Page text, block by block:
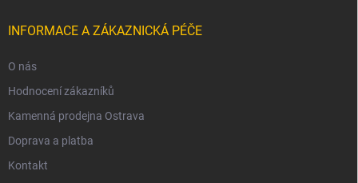
INFORMACE A ZÁKAZNICKÁ PÉČE
O nás
Hodnocení zákazníků
Kamenná prodejna Ostrava
Doprava a platba
Kontakt